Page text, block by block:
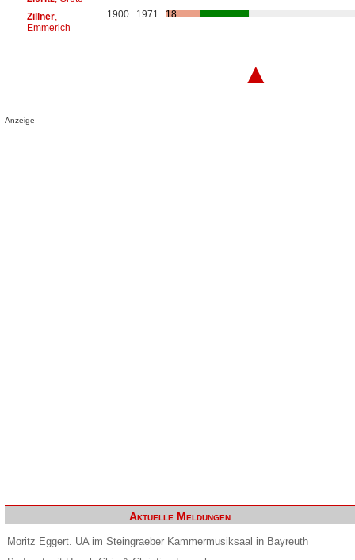
Zillner,
Emmerich
1900 1971 18
▲
Anzeige
Aktuelle Meldungen
Moritz Eggert. UA im Steingraeber Kammermusiksaal in Bayreuth